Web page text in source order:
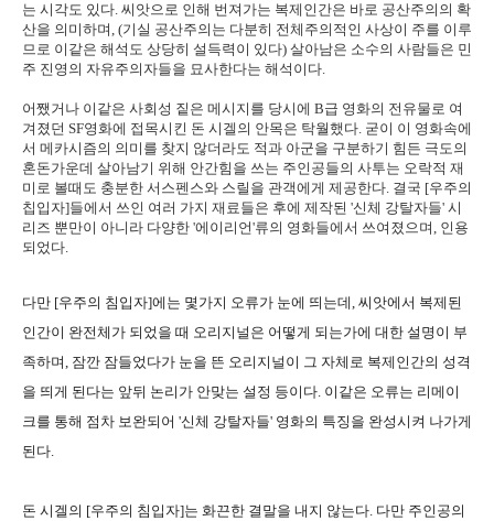
는 시각도 있다. 씨앗으로 인해 번져가는 복제인간은 바로 공산주의의 확
산을 의미하며, (기실 공산주의는 다분히 전체주의적인 사상이 주를 이루
므로 이같은 해석도 상당히 설득력이 있다) 살아남은 소수의 사람들은 민
주 진영의 자유주의자들을 묘사한다는 해석이다.
어쨌거나 이같은 사회성 짙은 메시지를 당시에 B급 영화의 전유물로 여
겨졌던 SF영화에 접목시킨 돈 시겔의 안목은 탁월했다. 굳이 이 영화속에
서 메카시즘의 의미를 찾지 않더라도 적과 아군을 구분하기 힘든 극도의
혼돈가운데 살아남기 위해 안간힘을 쓰는 주인공들의 사투는 오락적 재
미로 볼때도 충분한 서스펜스와 스릴을 관객에게 제공한다. 결국 [우주의
칩입자]들에서 쓰인 여러 가지 재료들은 후에 제작된 '신체 강탈자들' 시
리즈 뿐만이 아니라 다양한 '에이리언'류의 영화들에서 쓰여졌으며, 인용
되었다.
다만 [우주의 침입자]에는 몇가지 오류가 눈에 띄는데, 씨앗에서 복제된
인간이 완전체가 되었을 때 오리지널은 어떻게 되는가에 대한 설명이 부
족하며, 잠깐 잠들었다가 눈을 뜬 오리지널이 그 자체로 복제인간의 성격
을 띄게 된다는 앞뒤 논리가 안맞는 설정 등이다. 이같은 오류는 리메이
크를 통해 점차 보완되어 '신체 강탈자들' 영화의 특징을 완성시켜 나가게
된다.
돈 시겔의 [우주의 침입자]는 화끈한 결말을 내지 않는다. 다만 주인공의